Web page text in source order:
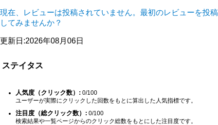
現在、レビューは投稿されていません。最初のレビューを投稿
してみませんか？
更新日:2026年08月06日
ステイタス
人気度（クリック数）: 0/100
ユーザーが実際にクリックした回数をもとに算出した人気指標です。
注目度（総クリック数）: 0/100
検索結果や一覧ページからのクリック総数をもとにした注目度です。